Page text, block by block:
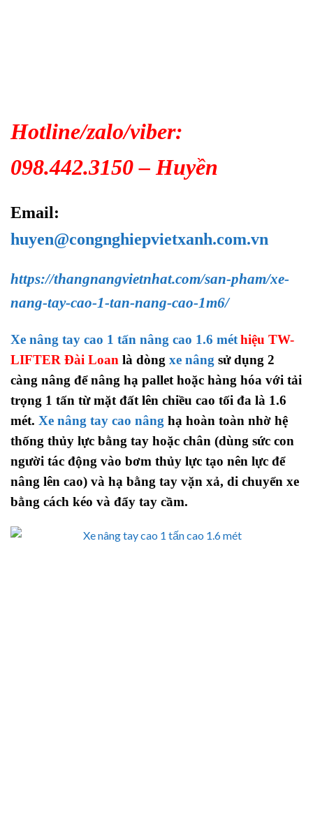
Hotline/zalo/viber:
098.442.3150 – Huyền
Email:
huyen@congnghiepvietxanh.com.vn
https://thangnangvietnhat.com/san-pham/xe-
nang-tay-cao-1-tan-nang-cao-1m6/
Xe nâng tay cao 1 tấn nâng cao 1.6 méthiệu TW-
LIFTER Đài Loan là dòng xe nâng sử dụng 2
càng nâng để nâng hạ pallet hoặc hàng hóa với tải
trọng 1 tấn từ mặt đất lên chiều cao tối đa là 1.6
mét. Xe nâng tay cao nâng hạ hoàn toàn nhờ hệ
thống thủy lực bằng tay hoặc chân (dùng sức con
người tác động vào bơm thủy lực tạo nên lực để
nâng lên cao) và hạ bằng tay vặn xả, di chuyển xe
bằng cách kéo và đẩy tay cầm.